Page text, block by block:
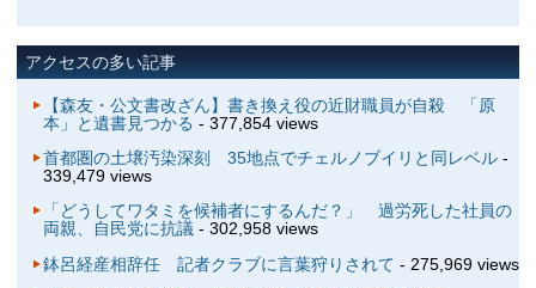
アクセスの多い記事
【森友・公文書改ざん】書き換え役の近財職員が自殺 「原
本」と遺書見つかる - 377,854 views
首都圏の土壌汚染深刻 35地点でチェルノブイリと同レベル-
339,479 views
「どうしてワタミを候補者にするんだ？」 過労死した社員の
両親、自民党に抗議- 302,958 views
鉢呂経産相辞任 記者クラブに言葉狩りされて - 275,969 views